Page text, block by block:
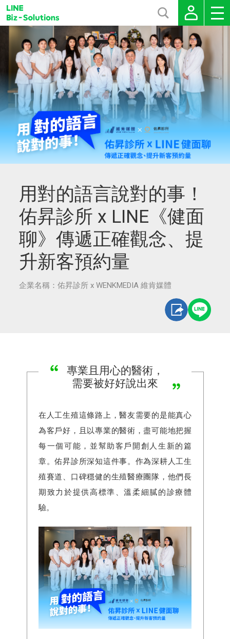
用對的語言說對的事！
佑昇診所 x LINE《健面
聊》傳遞正確觀念、提
升新客預約量
企業名稱：佑昇診所 x WENKMEDIA 維肯媒體
專業且用心的醫術，
需要被好好說出來
在人工生殖這條路上，醫友需要的是能真心
為客戶好，且以專業的醫術，盡可能地把握
每一個可能，並幫助客戶開創人生新的篇
章。佑昇診所深知這件事。作為深耕人工生
殖賽道、口碑穩健的生殖醫療團隊，他們長
期致力於提供高標準、溫柔細膩的診療體
驗。